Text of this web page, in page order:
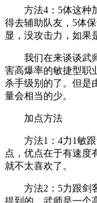
方法4：5体这种加
得去辅助队友，5体
显，没攻击力，如果
我们在来谈谈武师
害高爆率的敏捷型职
杀手级别的了。但是
量会相当的少。
加点方法
方法1：4力1敏跟
点，优点在于有速度
就不太喜欢了。
方法2：5力跟剑客
提到的，武师是一个